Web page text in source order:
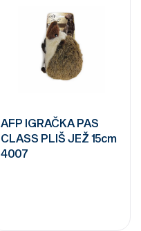
AFP IGRAČKA PAS
CLASS PLIŠ JEŽ 15cm
4007